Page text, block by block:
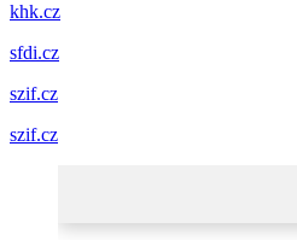
khk.cz
sfdi.cz
szif.cz
szif.cz